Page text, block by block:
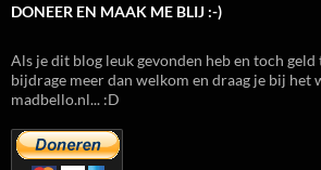
DONEER EN MAAK ME BLIJ :-)
Als je dit blog leuk gevonden heb en toch geld
bijdrage meer dan welkom en draag je bij het
madbello.nl... :D